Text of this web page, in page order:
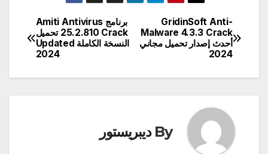
تصفّح
المقالات
برنامج Amiti Antivirus
25.2.810 Crack تحميل
النسخة الكاملة Updated
2024
GridinSoft Anti-
Malware 4.3.3 Crack
أحدث إصدار تحميل مجاني
2024
By ديبريستور